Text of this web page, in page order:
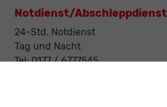
Notdienst/Abschleppdienst
24-Std. Notdienst
Tag und Nacht
Tel: 0177 / 6777545